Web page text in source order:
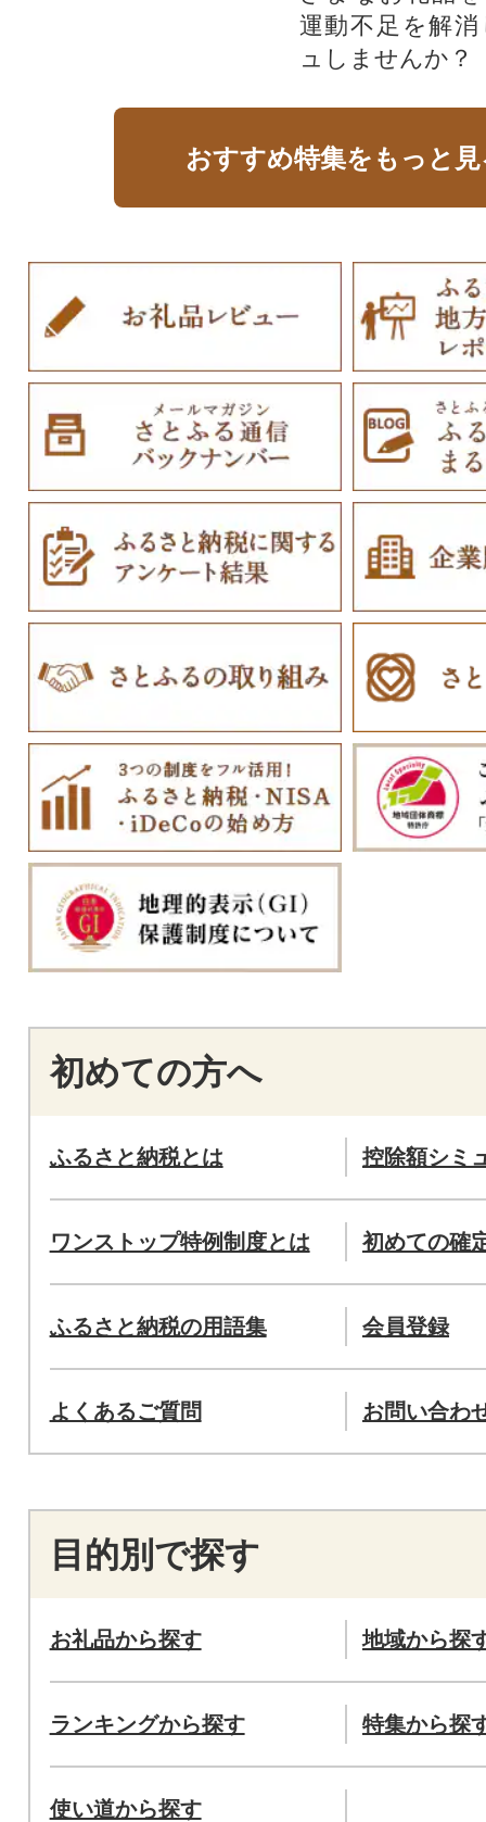
運動不足を解
ュしませんか？
おすすめ特集をもっと
初めての方へ
ふるさと納税とは 控除額シミ
ワンストップ特例制度とは 初めての確
ふるさと納税の用語集 会員登録
よくあるご質問 お問い合わ
目的別で探す
お礼品から探す 地域から探
ランキングから探す 特集から探
使い道から探す